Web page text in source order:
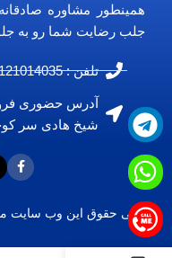
همینطور مشاوره
جلب رضایت شما رو به
تلفن : 09121014035
آدرس حضوری
شیخ هادی سر کوچه
تمامی حقوق این وب سایت